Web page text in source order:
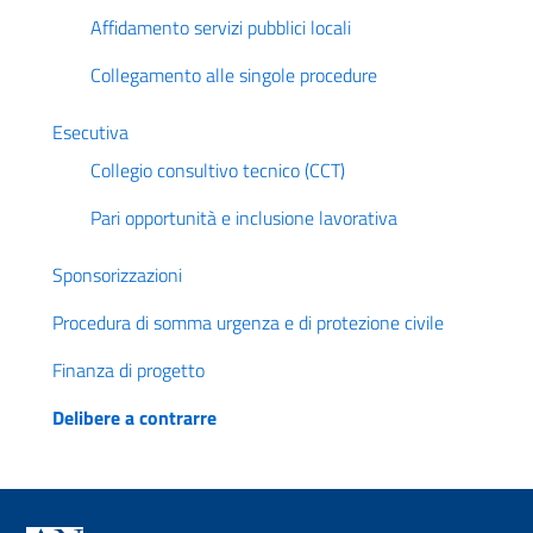
Affidamento servizi pubblici locali
Collegamento alle singole procedure
Esecutiva
Collegio consultivo tecnico (CCT)
Pari opportunità e inclusione lavorativa
Sponsorizzazioni
Procedura di somma urgenza e di protezione civile
Finanza di progetto
Delibere a contrarre